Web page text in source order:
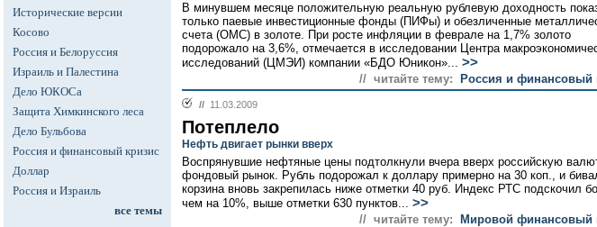
Исторические версии
Косово
Россия и Белоруссия
Израиль и Палестина
Дело ЮКОСа
Защита Химкинского леса
Дело Бульбова
Россия и финансовый кризис
Доллар
Россия и Израиль
все темы
В минувшем месяце положительную реальную рублевую доходность
только паевые инвестиционные фонды (ПИФы) и обезличенные
счета (ОМС) в золоте. При росте инфляции в феврале на 1,7% золото
подорожало на 3,6%, отмечается в исследовании Центра
исследований (ЦМЭИ) компании «БДО Юникон»... >>
// читайте тему: Россия и финансовый
// 11.03.2009
Потеплело
Нефть двигает рынки вверх
Воспрянувшие нефтяные цены подтолкнули вчера вверх российскую
фондовый рынок. Рубль подорожал к доллару примерно на 30 коп., и
корзина вновь закрепилась ниже отметки 40 руб. Индекс РТС подскочил
чем на 10%, выше отметки 630 пунктов... >>
// читайте тему: Мировой финансовый